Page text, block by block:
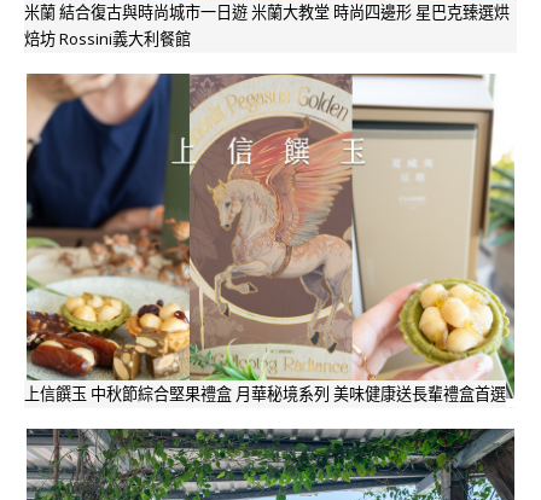
米蘭 結合復古與時尚城市一日遊 米蘭大教堂 時尚四邊形 星巴克臻選烘
焙坊 Rossini義大利餐館
上信饌玉 中秋節綜合堅果禮盒 月華秘境系列 美味健康送長輩禮盒首選